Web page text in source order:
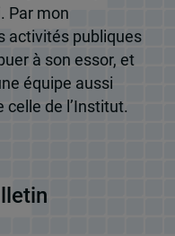
Par mon
activités publiques
à son essor, et
équipe aussi
de l’Institut.